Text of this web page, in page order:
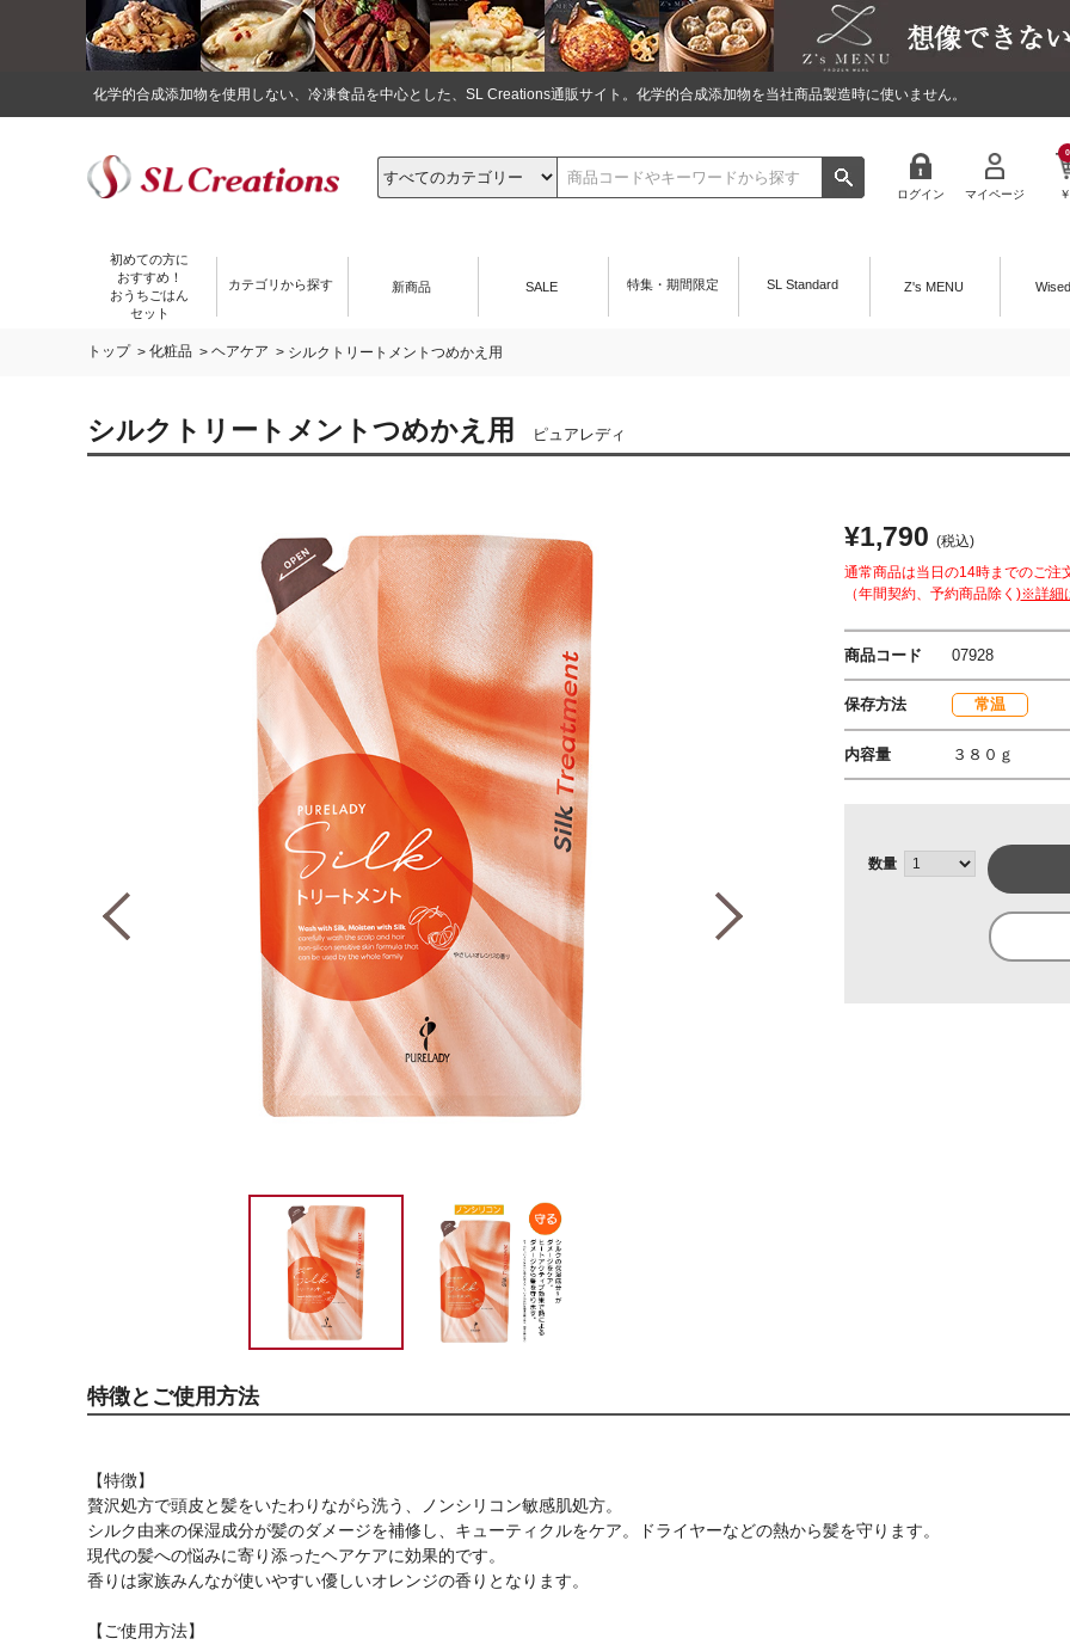
化学的合成添加物を使用しない、冷凍食品を中心とした、SL Creations通販サイト。化学的合成添加物を当社商品製造時に使いません。
ログイン マイページ ￥
0
初めての方に
おすすめ！
おうちごはん
セット
カテゴリから探す 新商品 SALE 特集・期間限定 SL Standard Z's MENU
トップ> 化粧品> ヘアケア > シルクトリートメントつめかえ用
シルクトリートメントつめかえ用 ピュアレディ
¥1,790 (税込)
通常商品は当日の14時までのご注
（年間契約、予約商品除く)※詳細
商品コード 07928
保存方法 常温
内容量 ３８０ｇ
数量
特徴とご使用方法
【特徴】
贅沢処方で頭皮と髪をいたわりながら洗う、ノンシリコン敏感肌処方。
シルク由来の保湿成分が髪のダメージを補修し、キューティクルをケア。ドライヤーなどの熱から髪を守ります。
現代の髪への悩みに寄り添ったヘアケアに効果的です。
香りは家族みんなが使いやすい優しいオレンジの香りとなります。
【ご使用方法】